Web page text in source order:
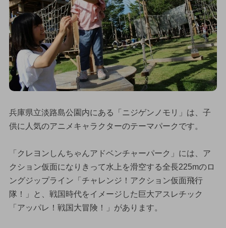
兵庫県立淡路島公園内にある「ニジゲンノモリ」は、子
供に人気のアニメキャラクターのテーマパークです。
「クレヨンしんちゃんアドベンチャーパーク」には、ア
クション仮面になりきって水上を滑空する全長225mのロ
ングジップライン「チャレンジ！アクション仮面飛行
隊！」と、戦国時代をイメージした巨大アスレチック
「アッパレ！戦国大冒険！」があります。